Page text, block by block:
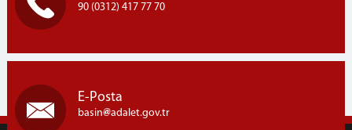
90 (0312) 417 77 70
E-Posta
basin adalet.gov.tr